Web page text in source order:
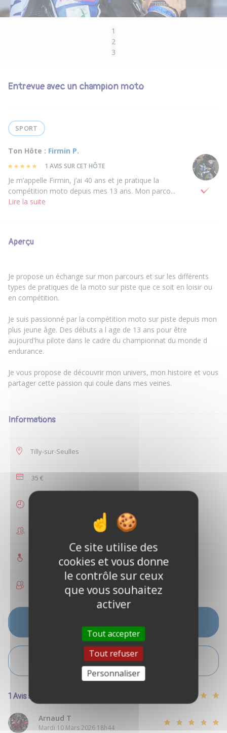
1
2
3
Entrevue avec un champion moto
SPORT
Ton Hôte : Firmin P.
1 AVIS SUR CET HÔTE
Je m’appelle Firmin, j’ai 40 ans et je pratique la
compétition moto depuis mes 13 ans. Mon parco...
Lire la suite
Aperçu
Je propose un échange sur mon parcours et sur les différents
types de pratiques de la moto sur piste que ce soit en loisir ou
en compétition.
Je suis passionné par la compétition moto sur piste depuis mon
plus jeune âge. Des débuts a l age de 13 ans pour être
aujourd'hui pilote dans le cadre du championnat du monde d
endurance.
Je vous propose de découvrir mon univers, mon histoire et vous
partager cette passion qui coule dans mes veines.
Informations
Tilly-sur-Seulles
35 €
Accès PMR
VOIR L'ITINÉRAIRE
1 Avis sur cette annonce
Arnaud T
Mardi 10 Mars 2026 18h44
Ce site utilise des
cookies et vous donne
le contrôle sur ceux
que vous souhaitez
activer
Tout accepter
Tout refuser
Personnaliser